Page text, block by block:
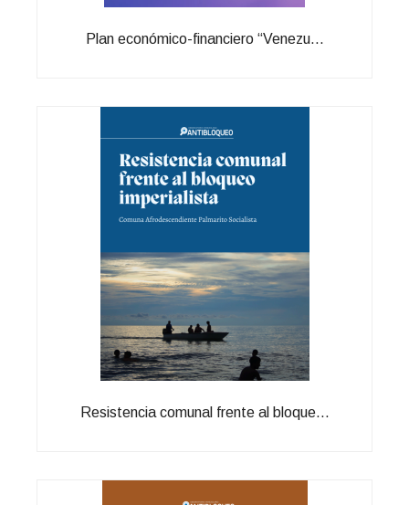
Plan económico-financiero “Venezu...
Resistencia comunal frente al bloque...